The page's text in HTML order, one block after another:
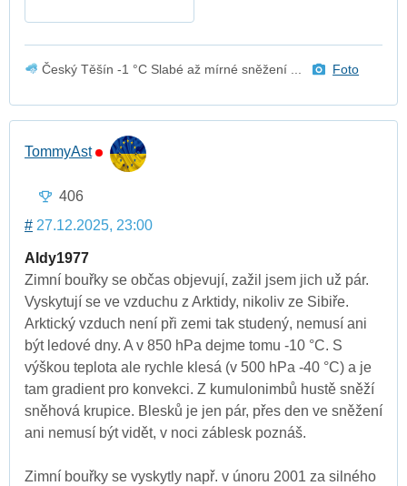
Český Těšín -1 °C Slabé až mírné sněžení ... Foto
TommyAst
406
# 27.12.2025, 23:00
Aldy1977
Zimní bouřky se občas objevují, zažil jsem jich už pár.
Vyskytují se ve vzduchu z Arktidy, nikoliv ze Sibiře.
Arktický vzduch není při zemi tak studený, nemusí ani
být ledové dny. A v 850 hPa dejme tomu -10 °C. S
výškou teplota ale rychle klesá (v 500 hPa -40 °C) a je
tam gradient pro konvekci. Z kumulonimbů hustě sněží
sněhová krupice. Blesků je jen pár, přes den ve sněžení
ani nemusí být vidět, v noci záblesk poznáš.
Zimní bouřky se vyskytly např. v únoru 2001 za silného